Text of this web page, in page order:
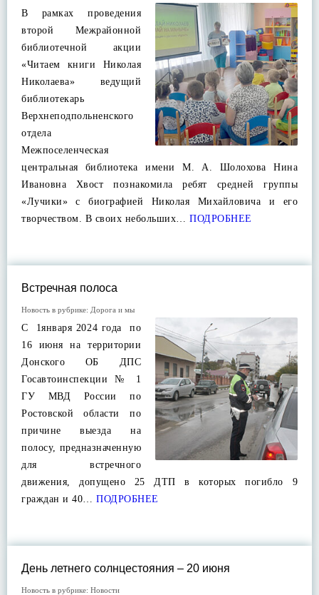
В рамках проведения
второй Межрайонной
библиотечной акции
«Читаем книги Николая
Николаева» ведущий
библиотекарь
Верхнеподпольненского
отдела
Межпоселенческая
центральная библиотека имени М. А. Шолохова Нина
Ивановна Хвост познакомила ребят средней группы
«Лучики» с биографией Николая Михайловича и его
творчеством. В своих небольших… ПОДРОБНЕЕ
Встречная полоса
Новость в рубрике: Дорога и мы
С 1января 2024 года по
16 июня на территории
Донского ОБ ДПС
Госавтоинспекции № 1
ГУ МВД России по
Ростовской области по
причине выезда на
полосу, предназначенную
для встречного
движения, допущено 25 ДТП в которых погибло 9
граждан и 40… ПОДРОБНЕЕ
День летнего солнцестояния – 20 июня
Новость в рубрике: Новости